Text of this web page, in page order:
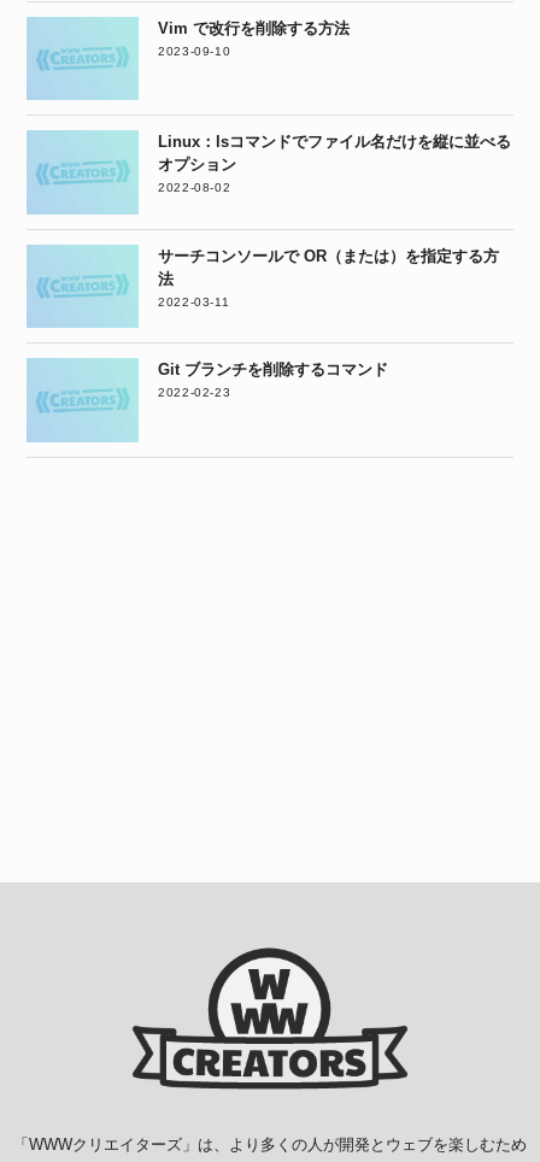
Vim で改行を削除する方法
2023-09-10
Linux：lsコマンドでファイル名だけを縦に並べる
オプション
2022-08-02
サーチコンソールで OR（または）を指定する方
法
2022-03-11
Git ブランチを削除するコマンド
2022-02-23
「 WWWクリエイターズ 」は、より多くの人が開発とウェブを楽しむため